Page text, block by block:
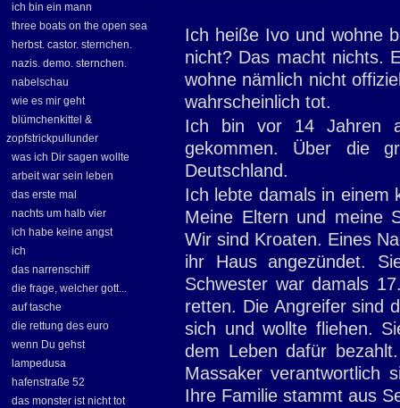
ich bin ein mann
three boats on the open sea
herbst. castor. sternchen.
nazis. demo. sternchen.
nabelschau
wie es mir geht
blümchenkittel &
zopfstrickpullunder
was ich Dir sagen wollte
arbeit war sein leben
das erste mal
nachts um halb vier
ich habe keine angst
ich
das narrenschiff
die frage, welcher gott...
auf tasche
die rettung des euro
wenn Du gehst
lampedusa
hafenstraße 52
das monster ist nicht tot
Ich heiße Ivo und wohne
nicht? Das macht nichts.
wohne nämlich nicht
wahrscheinlich tot.
Ich bin vor 14 Jahren
gekommen. Über die
Deutschland.
Ich lebte damals in einem
Meine Eltern und meine
Wir sind Kroaten. Eines
ihr Haus angezündet.
Schwester war damals
retten. Die Angreifer sind
sich und wollte fliehen.
dem Leben dafür
Massaker verantwortlich
Ihre Familie stammt aus